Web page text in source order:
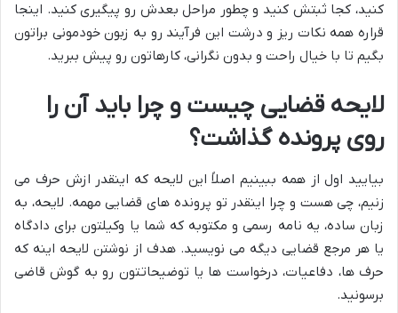
کنید، کجا ثبتش کنید و چطور مراحل بعدش رو پیگیری کنید. اینجا
قراره همه نکات ریز و درشت این فرآیند رو به زبون خودمونی براتون
بگیم تا با خیال راحت و بدون نگرانی، کارهاتون رو پیش ببرید.
لایحه قضایی چیست و چرا باید آن را
روی پرونده گذاشت؟
بیایید اول از همه ببینیم اصلاً این لایحه که اینقدر ازش حرف می
زنیم، چی هست و چرا اینقدر تو پرونده های قضایی مهمه. لایحه، به
زبان ساده، یه نامه رسمی و مکتوبه که شما یا وکیلتون برای دادگاه
یا هر مرجع قضایی دیگه می نویسید. هدف از نوشتن لایحه اینه که
حرف ها، دفاعیات، درخواست ها یا توضیحاتتون رو به گوش قاضی
برسونید.